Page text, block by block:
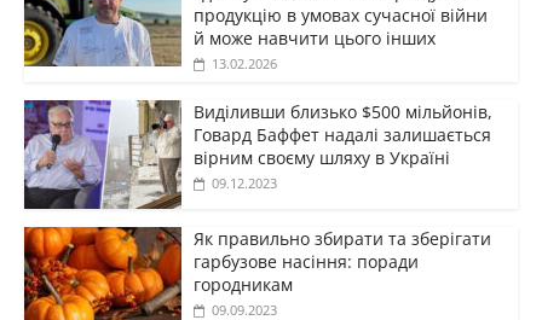
продукцію в умовах сучасної війни
й може навчити цього інших
13.02.2026
Виділивши близько $500 мільйонів,
Говард Баффет надалі залишається
вірним своєму шляху в Україні
09.12.2023
Як правильно збирати та зберігати
гарбузове насіння: поради
городникам
09.09.2023